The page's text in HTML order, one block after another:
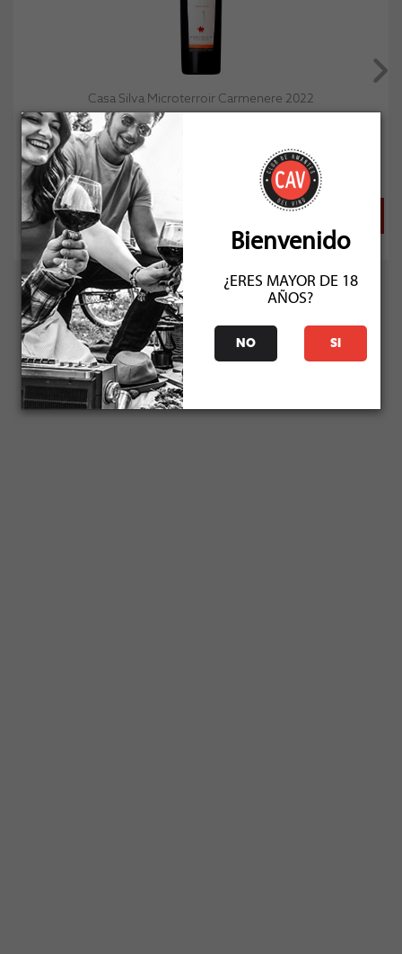
Casa Silva Microterroir Carmenere 2022
Bienvenido
¿ERES MAYOR DE 18
AÑOS?
NO SI